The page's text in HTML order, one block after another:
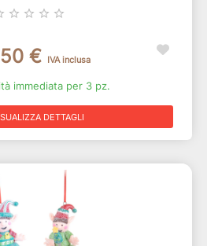
star_border star_border star_border star_border
€ IVA inclusa
immediata per 3 pz.
DETTAGLI